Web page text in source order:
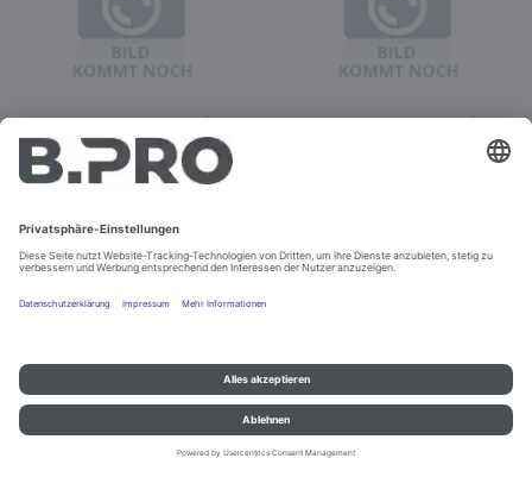
ION TEC AIR 80 anthrazit
Nicht bestellbar Nicht bestellbar
Impressum und Datenschutz Kontakt
Rechtliche Hinweise
© B.PRO Catering Solutions 2022